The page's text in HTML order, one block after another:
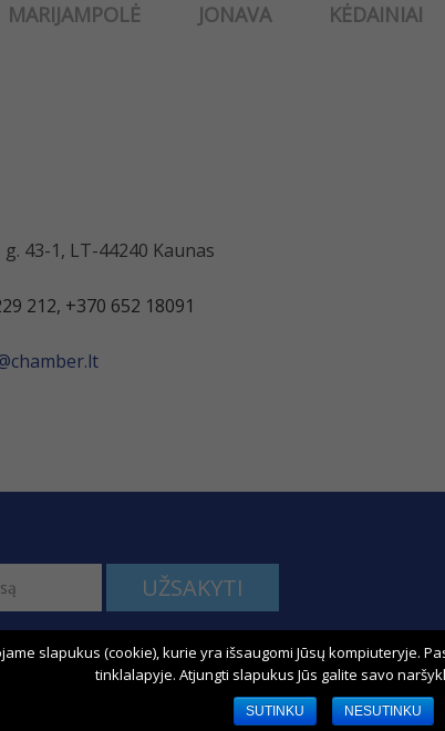
MARIJAMPOLĖ JONAVA KĖDAINIAI
43-1, LT-44240 Kaunas
212, +370 652 18091
UŽSAKYTI
Bendraukime:
slapukus (cookie), kurie yra išsaugomi Jūsų kompiuteryje.
tinklalapyje. Atjungti slapukus Jūs galite savo
SUTINKU NESUTINKU